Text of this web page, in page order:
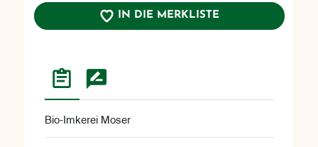
IN DIE MERKLISTE
Bio-Imkerei Moser